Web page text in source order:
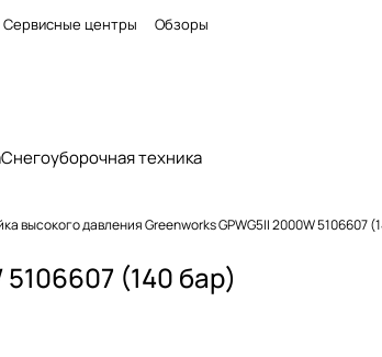
Сервисные центры Обзоры
Снегоуборочная техника
высокого давления Greenworks GPWG5II 2000W 5106607
(140 бар)